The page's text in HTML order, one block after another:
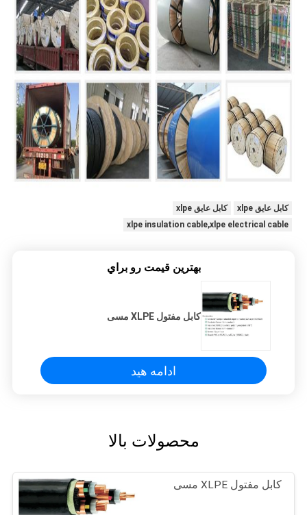
کابل عایق xlpe
کابل عایق xlpe
xlpe insulation cable,xlpe electrical cable
بهترين قيمت رو براي
کابل مفتول XLPE مسی
ادامه هید
محصولات بالا
کابل مفتول XLPE مسی